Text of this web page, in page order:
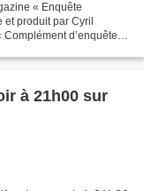
« Enquête
produit par Cyril
d’enquête »,
à 21h00 sur